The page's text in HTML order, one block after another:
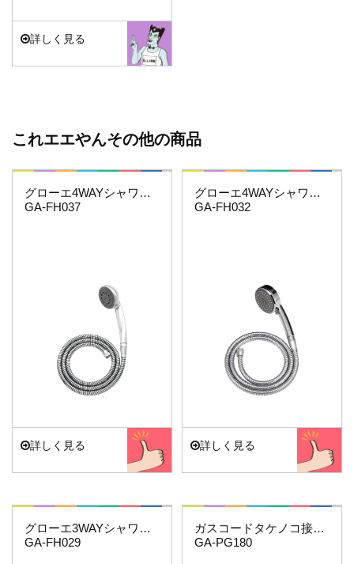
詳しく見る
これエエやんその他の商品
これエエやん
グローエ4WAYシャワーホースセット
GA-FH037
詳しく見る
これエエやん
グローエ4WAYシャワーホースセット
GA-FH032
詳しく見る
グローエ3WAYシャワーホースセット
GA-FH029
ガスコードタケノコ接続用(機器側)
GA-PG180